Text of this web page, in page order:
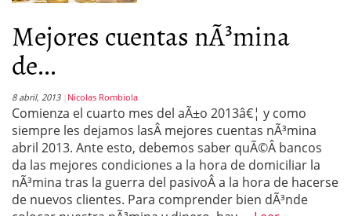
Mejores cuentas nÃ³mina
de...
8 abril, 2013 Nicolas Rombiola
Comienza el cuarto mes del aÃ±o 2013â€¦ y como
siempre les dejamos lasÂ mejores cuentas nÃ³mina
abril 2013. Ante esto, debemos saber quÃ©Â bancos
da las mejores condiciones a la hora de domiciliar la
nÃ³mina tras la guerra del pasivoÂ a la hora de hacerse
de nuevos clientes. Para comprender bien dÃ³nde